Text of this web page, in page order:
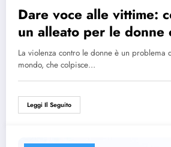
Dare voce alle vittime:
un alleato per le donne
violenza
La violenza contro le donne è un problema
mondo, che colpisce…
Leggi Il Seguito